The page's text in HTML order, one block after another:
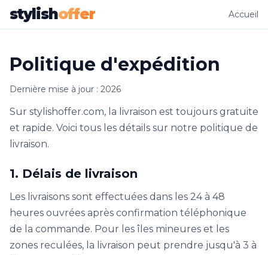
stylishoffer Accueil
Politique d'expédition
Dernière mise à jour : 2026
Sur stylishoffer.com, la livraison est toujours gratuite
et rapide. Voici tous les détails sur notre politique de
livraison.
1. Délais de livraison
Les livraisons sont effectuées dans les 24 à 48
heures ouvrées après confirmation téléphonique
de la commande. Pour les îles mineures et les
zones reculées, la livraison peut prendre jusqu'à 3 à